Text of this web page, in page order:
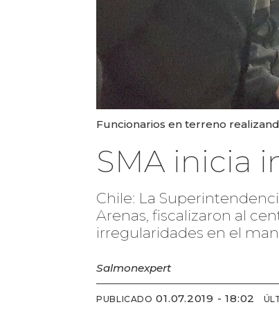
Funcionarios en terreno
SMA inicia
Chile: La
Arenas, fiscalizaron al
irregularidades en el
Salmonexpert
PUBLICADO 01.07.2019 - 18:02